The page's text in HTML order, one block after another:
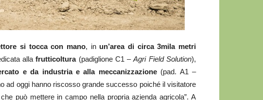
si tocca con mano, in un’area di circa 3mila metri
allafrutticoltura(padiglione C1 –Agri Field Solution),
e da industria e alla meccanizzazione(pad. A1 –
ad oggi hanno riscosso grande successo poiché il visitatore
può mettere in campo nella propria azienda agricola”. A